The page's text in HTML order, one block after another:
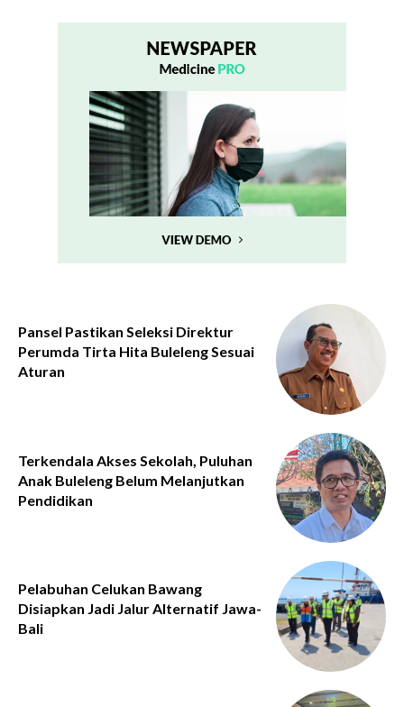
Pansel Pastikan Seleksi Direktur
Perumda Tirta Hita Buleleng Sesuai
Aturan
Terkendala Akses Sekolah, Puluhan
Anak Buleleng Belum Melanjutkan
Pendidikan
Pelabuhan Celukan Bawang
Disiapkan Jadi Jalur Alternatif Jawa-
Bali